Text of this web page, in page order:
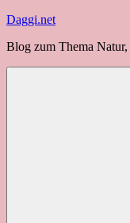
Zum
springen
Daggi.net
Blog zum Thema